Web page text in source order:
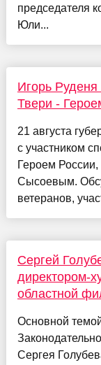
председателя
Юли...
Игорь
Твери -
21 августа
с участником
Героем
Сысоевым.
ветеранов,
Сергей
директором-
областной
Основной
Сергея